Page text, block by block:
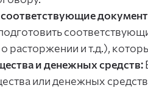
расторжении и т.д.),
и денежных средств:
или денежных